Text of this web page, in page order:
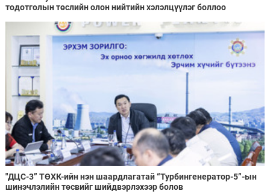
тодотголын төслийн олон нийтийн хэлэлцүүлэг боллоо
"ДЦС-3” ТӨХК-ийн нэн шаардлагатай “Турбингенератор-5”-ын
шинэчлэлийн төсвийг шийдвэрлэхээр болов